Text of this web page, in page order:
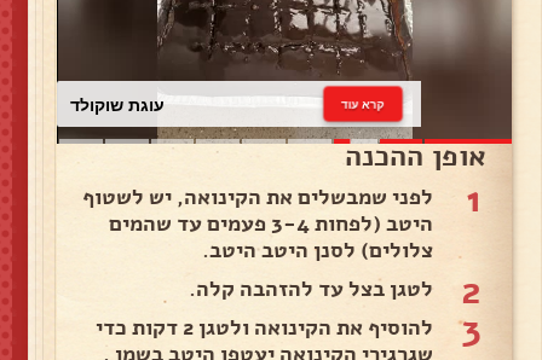
עוגת שוקולד קרא עוד
אופן ההכנה
1
לפני שמבשלים את הקינואה, יש לשטוף
היטב (לפחות 3-4 פעמים עד שהמים
צלולים) לסנן היטב היטב.
2 לטגן בצל עד להזהבה קלה.
3
להוסיף את הקינואה ולטגן 2 דקות כדי
שגרגירי הקינואה יעטפו היטב בשמן .